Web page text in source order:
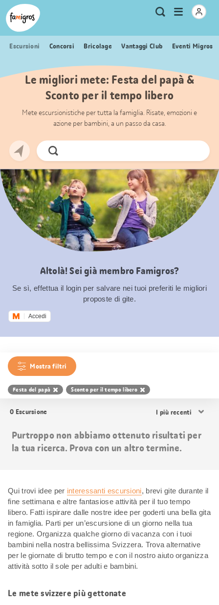
Navigazione
segnalibri
Header
Logo Metanavigazione
Ricerca
Apri
menu
Escursioni Concorsi Bricolage Vantaggi Club Eventi Migros
Le migliori mete: Festa del papà &
Sconto per il tempo libero
Mete escursionistiche per tutta la famiglia. Risate, emozioni e
azione per bambini, a un passo da casa.
Cerca
ora
Altolà! Sei già membro Famigros?
Se sì, effettua il login per salvare nei tuoi preferiti le migliori
proposte di gite.
Accedi
Mostra filtri
Festa del papà Sconto per il tempo libero
0 Escursione
i
Purtroppo non abbiamo ottenuto risultati per
la tua ricerca. Prova con un altro termine.
Qui trovi idee per interessanti escursioni, brevi gite durante il
fine settimana e altre fantasiose attività per il tuo tempo
libero. Fatti ispirare dalle nostre idee per goderti una bella gita
in famiglia. Parti per un’escursione di un giorno nella tua
regione. Organizza qualche giorno di vacanza con i tuoi
bambini nella nostra bellissima Svizzera. Trova alternative
per le giornate di brutto tempo e con il nostro aiuto organizza
attività sotto il sole per adulti e bambini.
Le mete svizzere più gettonate